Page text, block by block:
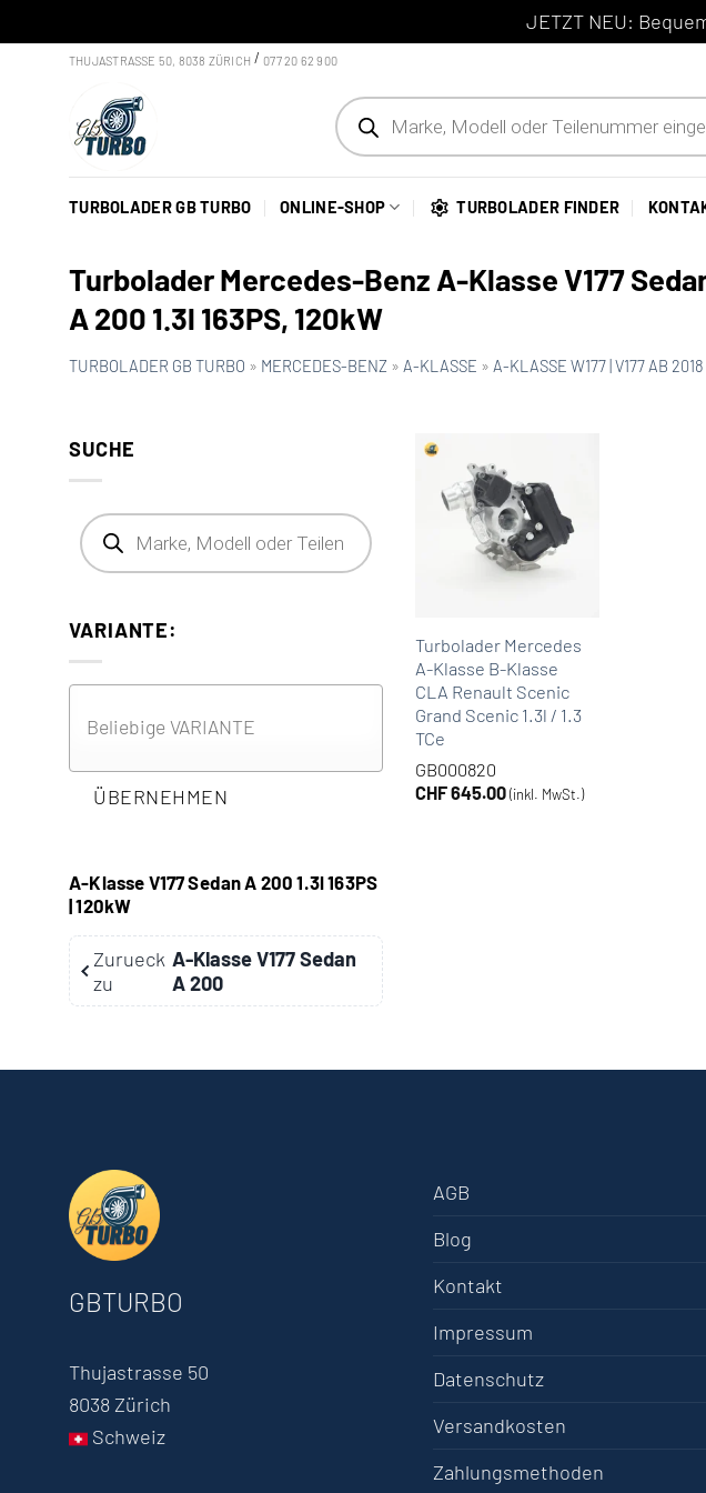
JETZT NEU:
Skip to contentTHUJASTRASSE 50, 8038 ZÜRICH /077 20 62 900
Products search
TURBOLADER GB TURBO ONLINE-SHOP TURBOLADER FINDER
Turbolader Mercedes-Benz A-Klasse V177
A 200 1.3l 163PS, 120kW
TURBOLADER GB TURBO » MERCEDES-BENZ » A-KLASSE » A-KLASSE W177 | V177 AB
SUCHE
Products search
VARIANTE:
ÜBERNEHMEN
A-Klasse V177 Sedan A 200 1.3l 163PS
| 120kW
Zurueck
zu
A-Klasse V177 Sedan
A 200
Turbolader Mercedes
A-Klasse B-Klasse
CLA Renault Scenic
Grand Scenic 1.3l / 1.3
TCe
GB000820
CHF645.00 (inkl. MwSt.)
GBTURBO
Thujastrasse 50
8038 Zürich
Schweiz
AGB
Blog
Kontakt
Impressum
Datenschutz
Versandkosten
Zahlungsmethoden